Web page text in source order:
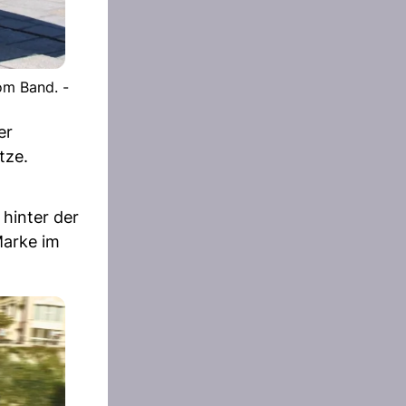
Band. -
der
im